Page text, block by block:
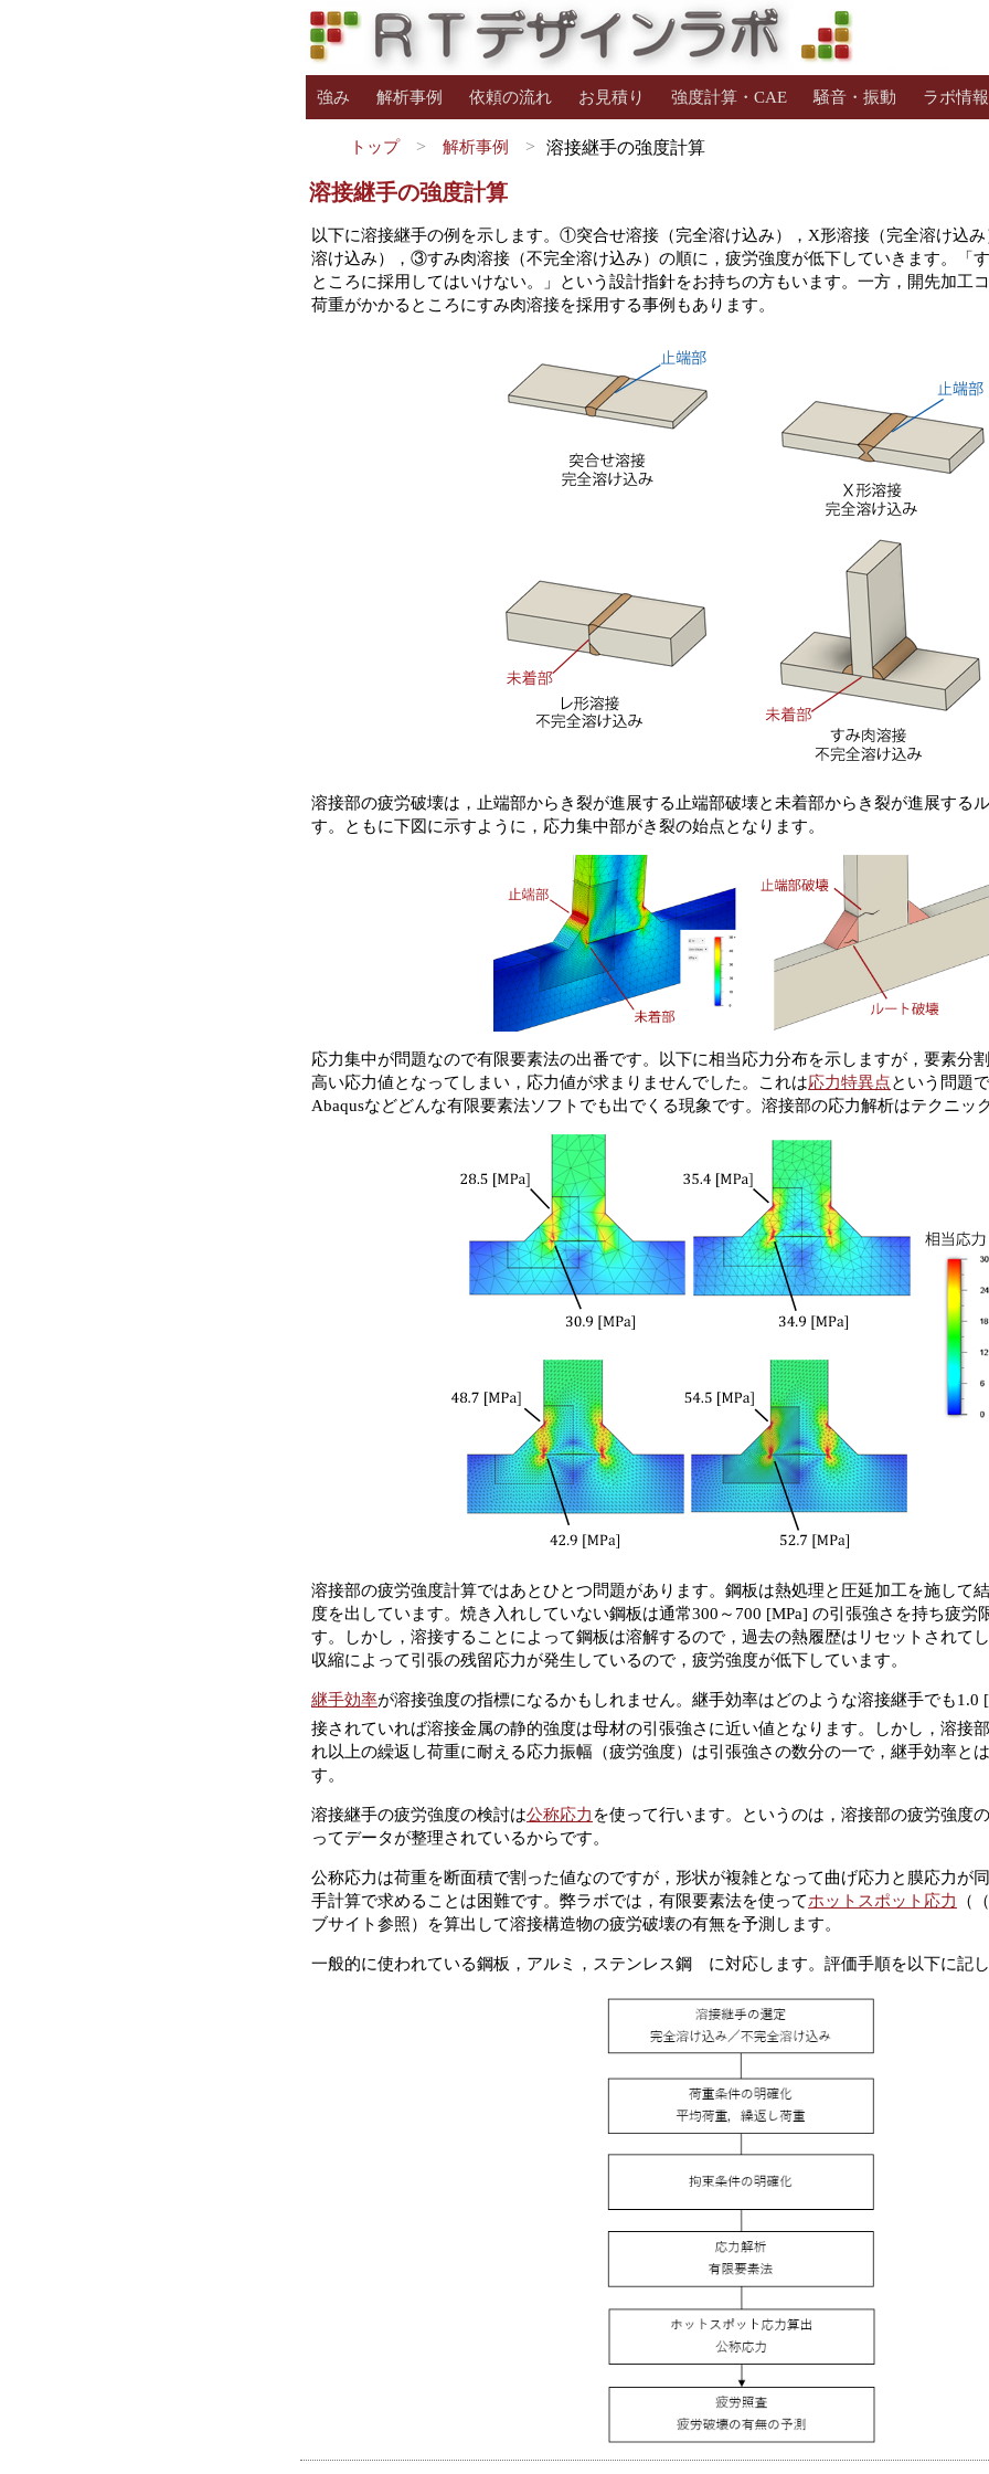
強み 解析事例 依頼の流れ お見積り 強度計算・CAE 騒音・振動 ラボ情報
トップ 解析事例 溶接継手の強度計算
溶接継手の強度計算
以下に溶接継手の例を示します。①突合せ溶接（完全溶け込み），X形溶接（完全溶け込
溶け込み），③すみ肉溶接（不完全溶け込み）の順に，疲労強度が低下していきます。「
ところに採用してはいけない。」という設計指針をお持ちの方もいます。一方，開先加工
荷重がかかるところにすみ肉溶接を採用する事例もあります。
溶接部の疲労破壊は，止端部からき裂が進展する止端部破壊と未着部からき裂が進展する
す。ともに下図に示すように，応力集中部がき裂の始点となります。
応力集中が問題なので有限要素法の出番です。以下に相当応力分布を示しますが，要素分
高い応力値となってしまい，応力値が求まりませんでした。これは応力特異点という問題
Abaqusなどどんな有限要素法ソフトでも出でくる現象です。溶接部の応力解析はテクニッ
溶接部の疲労強度計算ではあとひとつ問題があります。鋼板は熱処理と圧延加工を施して
度を出しています。焼き入れしていない鋼板は通常300～700 [MPa] の引張強さを持ち疲労
す。しかし，溶接することによって鋼板は溶解するので，過去の熱履歴はリセットされて
収縮によって引張の残留応力が発生しているので，疲労強度が低下しています。
継手効率が溶接強度の指標になるかもしれません。継手効率はどのような溶接継手でも1.0
接されていれば溶接金属の静的強度は母材の引張強さに近い値となります。しかし，溶接
れ以上の繰返し荷重に耐える応力振幅（疲労強度）は引張強さの数分の一で，継手効率と
す。
溶接継手の疲労強度の検討は公称応力 を使って行います。というのは，溶接部の疲労強度
ってデータが整理されているからです。
公称応力は荷重を断面積で割った値なのですが，形状が複雑となって曲げ応力と膜応力が
手計算で求めることは困難です。弊ラボでは，有限要素法を使ってホットスポット応力
（
ブサイト参照）を算出して溶接構造物の疲労破壊の有無を予測します。
一般的に使われている鋼板，アルミ，ステンレス鋼 に対応します。評価手順を以下に記し